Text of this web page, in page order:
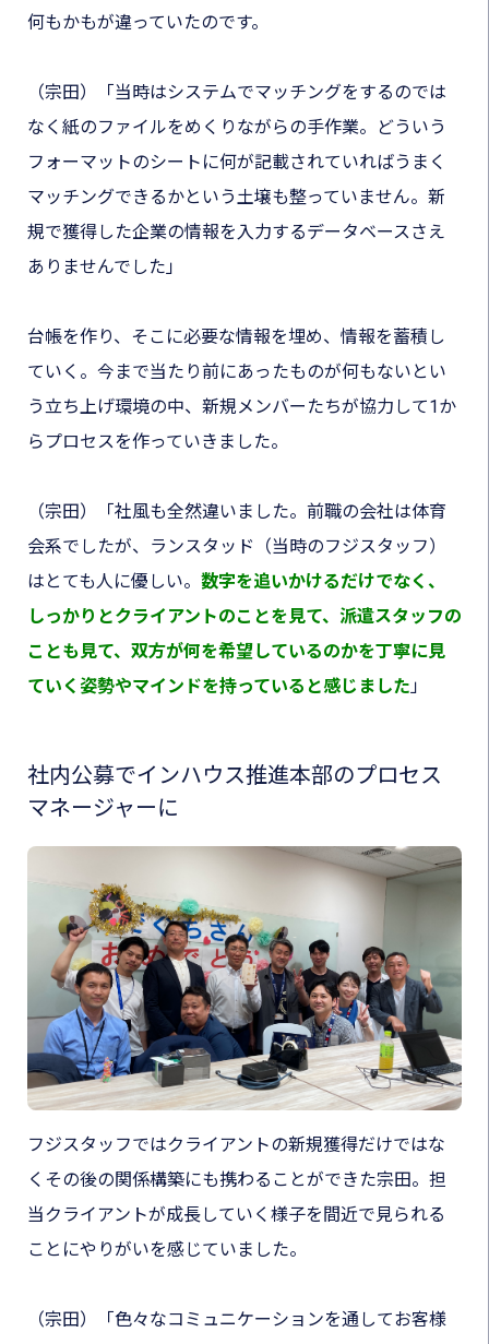
何もかもが違っていたのです。
（宗田）「当時はシステムでマッチングをするのでは
なく紙のファイルをめくりながらの手作業。どういう
フォーマットのシートに何が記載されていればうまく
マッチングできるかという土壌も整っていません。新
規で獲得した企業の情報を入力するデータベースさえ
ありませんでした」
台帳を作り、そこに必要な情報を埋め、情報を蓄積し
ていく。今まで当たり前にあったものが何もないとい
う立ち上げ環境の中、新規メンバーたちが協力して1か
らプロセスを作っていきました。
（宗田）
「社風も全然違いました。前職の会社は体育
会系でしたが、ランスタッド（当時のフジスタッフ）
はとても人に優しい。 数字を追いかけるだけでなく 、
しっかりとクライアントのことを見て、派遣スタッフの
ことも見て、双方が何を希望しているのかを丁寧に見
ていく姿勢やマインドを持っていると感じました」
社内公募でインハウス推進本部のプロセス
マネージャーに
フジスタッフではクライアントの新規獲得だけではな
くその後の関係構築にも携わることができた宗田。担
当クライアントが成長していく様子を間近で見られる
ことにやりがいを感じていました。
（宗田）
「色々なコミュニケーションを通してお客様